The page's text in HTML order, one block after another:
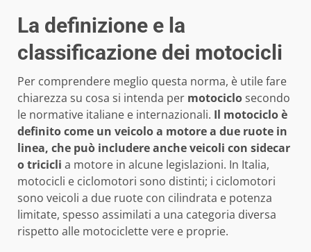
La definizione e la
classificazione dei motocicli
Per comprendere meglio questa norma, è utile fare
chiarezza su cosa si intenda per motociclosecondo
le normative italiane e internazionali. Il motociclo è
definito come un veicolo a motore a due ruote in
linea, che può includere anche veicoli con sidecar
o tricicli a motore in alcune legislazioni. In Italia,
motocicli e ciclomotori sono distinti; i ciclomotori
sono veicoli a due ruote con cilindrata e potenza
limitate, spesso assimilati a una categoria diversa
rispetto alle motociclette vere e proprie.